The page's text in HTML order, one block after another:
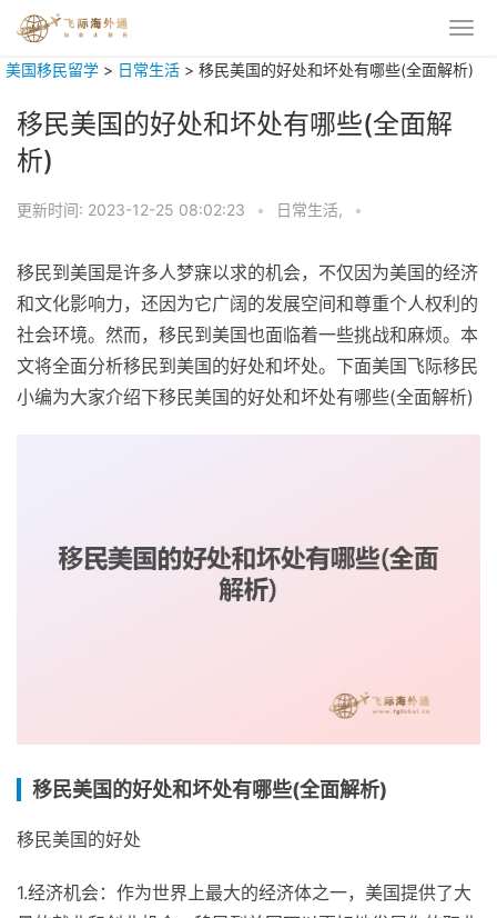
美国移民留学 > 日常生活 > 移民美国的好处和坏处有哪些(全面解析)
移民美国的好处和坏处有哪些(全面解
析)
更新时间: 2023-12-25 08:02:23 • 日常生活, •
移民到美国是许多人梦寐以求的机会，不仅因为美国的经济
和文化影响力，还因为它广阔的发展空间和尊重个人权利的
社会环境。然而，移民到美国也面临着一些挑战和麻烦。本
文将全面分析移民到美国的好处和坏处。下面美国飞际移民
小编为大家介绍下移民美国的好处和坏处有哪些(全面解析)
移民美国的好处和坏处有哪些(全面解析)
移民美国的好处
1.经济机会：作为世界上最大的经济体之一，美国提供了大